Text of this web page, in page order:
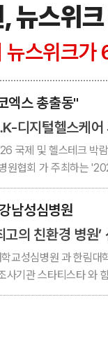
뉴스위
뉴스위크
엑스 총출동"
디지털헬스케어
국제 및 헬스테크
원협회 가 주최하는
남성심병원
의 친환경 병원’
교성심병원 과 한림
사기관 스타티스타 와